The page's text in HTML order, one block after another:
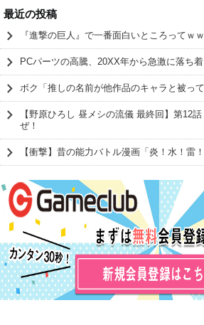
最近の投稿
『進撃の巨人』で一番面白いところってｗ
PCパーツの高騰、20XX年から急激に落ち
ボク「推しの名前が他作品のキャラと被っ
【野原ひろし 昼メシの流儀 最終回】第12
ぜ！
【衝撃】昔の能力バトル漫画「炎！水！雷